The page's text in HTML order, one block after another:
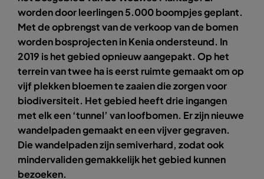
worden door leerlingen 5.000 boompjes geplant.
Met de opbrengst van de verkoop van de bomen
worden bosprojecten in Kenia ondersteund. In
2019 is het gebied opnieuw aangepakt. Op het
terrein van twee ha is eerst ruimte gemaakt om op
vijf plekken bloemen te zaaien die zorgen voor
biodiversiteit. Het gebied heeft drie ingangen
met elk een ‘tunnel’ van loofbomen. Er zijn nieuwe
wandelpaden gemaakt en een vijver gegraven.
Die wandelpaden zijn semiverhard, zodat ook
mindervaliden gemakkelijk het gebied kunnen
bezoeken.